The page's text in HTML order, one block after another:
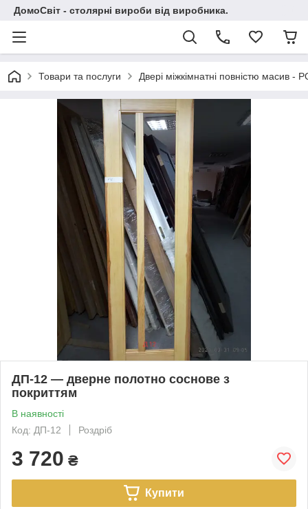
ДомоСвіт - столярні вироби від виробника.
Товари та послуги Двері міжкімнатні повністю масив
ДП-12 — дверне полотно соснове з
покриттям
В наявності
Код: ДП-12
Роздріб
3 720 ₴
Купити